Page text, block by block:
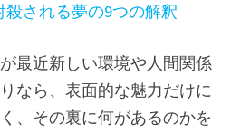
殺される夢の9つの解釈
最近新しい環境や人間関係
なら、表面的な魅力だけに
、その裏に何があるのか​​を